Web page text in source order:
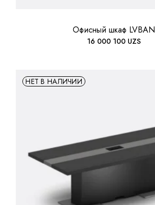
Офисный шкаф LVBAN
16 000 100 UZS
НЕТ В НАЛИЧИИ